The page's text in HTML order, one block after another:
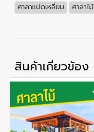
ศาลาแปดเหลี่ยม ศาลาไม้
สินค้าเกี่ยวข้อง